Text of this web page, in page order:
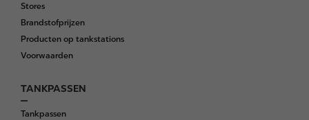
Stores
Brandstofprijzen
Producten op tankstations
Voorwaarden
TANKPASSEN
Tankpassen